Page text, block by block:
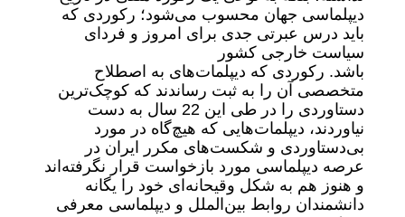
دیپلماسی جهان محسوب می‌شود؛ رکوردی که
باید درس عبرتی جدی برای امروز و فردای
سیاست خارجی کشور
باشد. رکوردی که دیپلمات‌های به اصطلاح
متخصصی آن را به ثبت رساندند که کوچک‌ترین
دستاوردی را در طی این 22 سال به دست
نیاوردند، دیپلمات‌هایی که هیچ‌گاه در مورد
بی‌دستاوردی و شکست‌های مکرر ایران در
عرصه دیپلماسی مورد بازخواست قرار نگرفته‌اند
و هنوز هم به شکل وقیحانه‌ای خود را یگانه
دانشمندان روابط بین‌الملل و دیپلماسی معرفی